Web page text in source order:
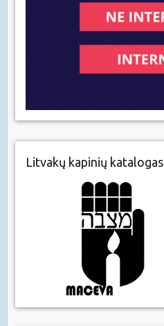
Litvakų kapinių katalogas